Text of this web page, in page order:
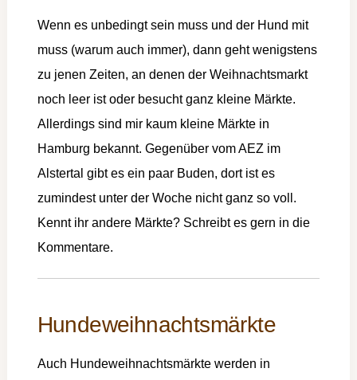
Wenn es unbedingt sein muss und der Hund mit
muss (warum auch immer), dann geht wenigstens
zu jenen Zeiten, an denen der Weihnachtsmarkt
noch leer ist oder besucht ganz kleine Märkte.
Allerdings sind mir kaum kleine Märkte in
Hamburg bekannt. Gegenüber vom AEZ im
Alstertal gibt es ein paar Buden, dort ist es
zumindest unter der Woche nicht ganz so voll.
Kennt ihr andere Märkte? Schreibt es gern in die
Kommentare.
Hundeweihnachtsmärkte
Auch Hundeweihnachtsmärkte werden in